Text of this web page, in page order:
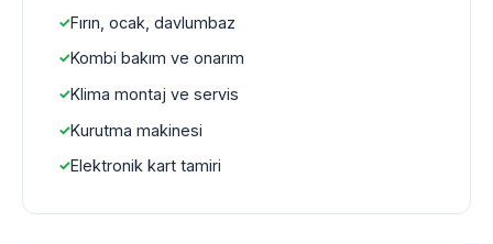
Fırın, ocak, davlumbaz
Kombi bakım ve onarım
Klima montaj ve servis
Kurutma makinesi
Elektronik kart tamiri